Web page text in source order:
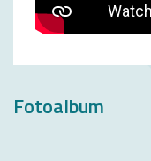
Fotoalbum